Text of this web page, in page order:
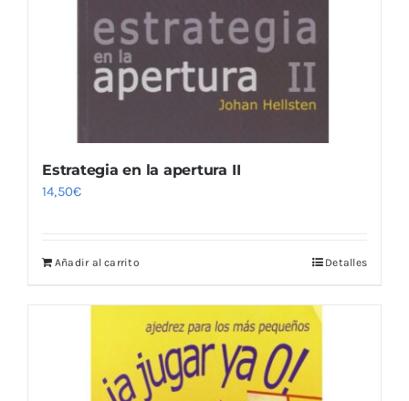
Estrategia en la apertura II
14,50€
Añadir al carrito Detalles